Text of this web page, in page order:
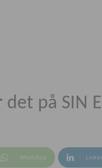
på SIN
WhatsApp